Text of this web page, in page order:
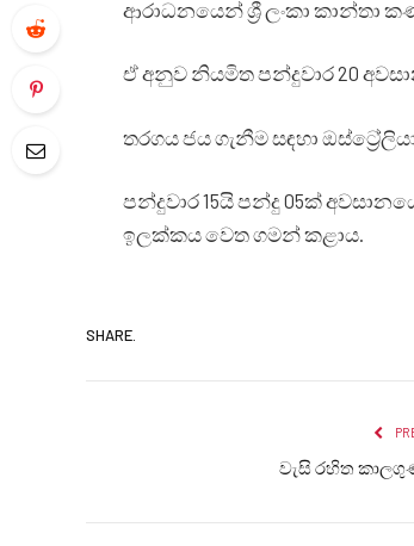
ආරාධනයෙන් ශ්‍රී ලංකා කාන්තා
ඒ අනුව නියමිත පන්දුවාර 20
තරගය ජය ගැනීම සඳහා
පන්දුවාර 15යි පන්දු 05ක්
ඉලක්කය වෙත ගමන් කළාය.
SHARE.
වැසි රහිත